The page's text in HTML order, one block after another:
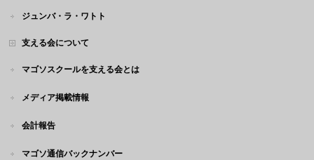
ジュンバ・ラ・ワトト
支える会について
マゴソスクールを支える会とは
メディア掲載情報
会計報告
マゴソ通信バックナンバー